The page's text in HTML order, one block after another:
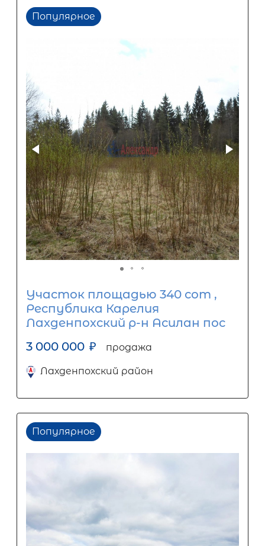
Популярное
Участок площадью 340 сот ,
Республика Карелия
Лахденпохский р-н Асилан пос
3 000 000 ₽ продажа
Лахденпохский район
Популярное